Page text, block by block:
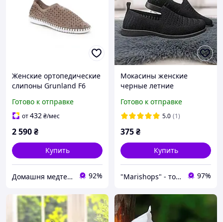
Женские ортопедические
слипоны Grunland F6
(Италия)
Готово к отправке
от432₴/мес
2 590₴
Купить
Домашня медтехніка та ортопедичні товари 92%
Мокасины женские
черные летние
Gipanis 4118
Готово к отправке
5.0 (1)
375₴
Купить
"Marishops" - товары для всей семьи. 97%